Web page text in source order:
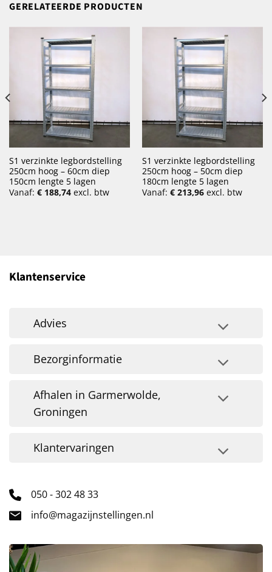
GERELATEERDE PRODUCTEN
S1 verzinkte legbordstelling
250cm hoog – 60cm diep
150cm lengte 5 lagen
Vanaf: €188,74excl. btw
S1 verzinkte legbordstelling
250cm hoog – 50cm diep
180cm lengte 5 lagen
Vanaf: €213,96excl. btw
Klantenservice
Advies
Bezorginformatie
Afhalen in Garmerwolde,
Groningen
Klantervaringen
050 - 302 48 33
info@magazijnstellingen.nl